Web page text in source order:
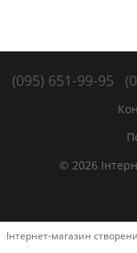
(095) 651-99-95
© 2026
Інтернет-магазин